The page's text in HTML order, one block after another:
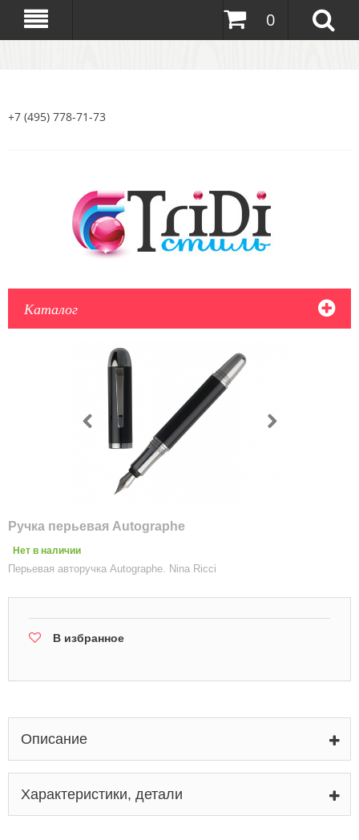
0
+7 (495) 778-71-73
Каталог
Ручка перьевая Autographe
Нет в наличии
Перьевая авторучка Autographe. Nina Ricci
В избранное
Описание
Характеристики, детали